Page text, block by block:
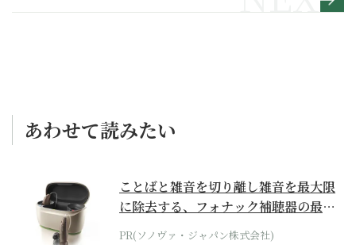
あわせて読みたい
ことばと雑音を切り離し雑音を最大限
に除去する、フォナック補聴器の最上
位モデル
PR(ソノヴァ・ジャパン株式会社)